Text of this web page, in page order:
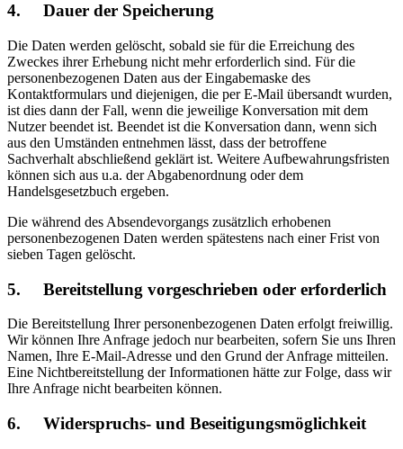
4. Dauer der Speicherung
Die Daten werden gelöscht, sobald sie für die Erreichung des
Zweckes ihrer Erhebung nicht mehr erforderlich sind. Für die
personenbezogenen Daten aus der Eingabemaske des
Kontaktformulars und diejenigen, die per E-Mail übersandt wurden,
ist dies dann der Fall, wenn die jeweilige Konversation mit dem
Nutzer beendet ist. Beendet ist die Konversation dann, wenn sich
aus den Umständen entnehmen lässt, dass der betroffene
Sachverhalt abschließend geklärt ist. Weitere Aufbewahrungsfristen
können sich aus u.a. der Abgabenordnung oder dem
Handelsgesetzbuch ergeben.
Die während des Absendevorgangs zusätzlich erhobenen
personenbezogenen Daten werden spätestens nach einer Frist von
sieben Tagen gelöscht.
5. Bereitstellung vorgeschrieben oder erforderlich
Die Bereitstellung Ihrer personenbezogenen Daten erfolgt freiwillig.
Wir können Ihre Anfrage jedoch nur bearbeiten, sofern Sie uns Ihren
Namen, Ihre E-Mail-Adresse und den Grund der Anfrage mitteilen.
Eine Nichtbereitstellung der Informationen hätte zur Folge, dass wir
Ihre Anfrage nicht bearbeiten können.
6. Widerspruchs- und Beseitigungsmöglichkeit